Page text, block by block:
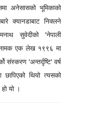
अनेसासको भूमिकाको
क्यानडाबाट निक्लने
सुवेदीको 'नेपाली
नामक एक लेख १९९६ मा
'अन्तर्दृष्टि' वर्ष
थियो त्यसको
यो ।